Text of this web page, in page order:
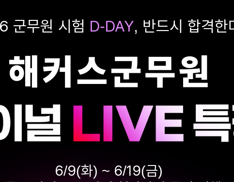
군무원 시험 D-DAY, 반드시 합격한
6/9(화) ~ 6/19(금)